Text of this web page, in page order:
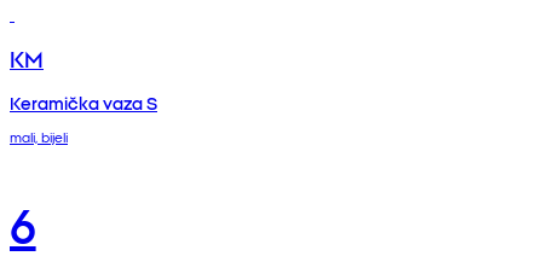
KM
Keramička vaza S
mali, bijeli
6